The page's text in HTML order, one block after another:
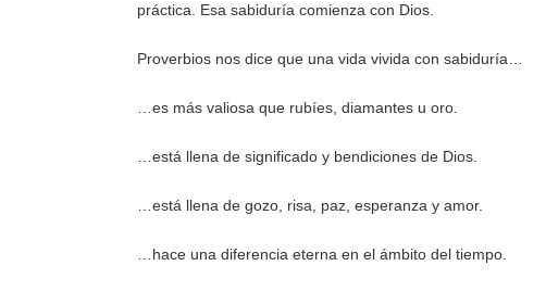
práctica. Esa sabiduría comienza con Dios.
Proverbios nos dice que una vida vivida con sabiduría…
…es más valiosa que rubíes, diamantes u oro.
…está llena de significado y bendiciones de Dios.
…está llena de gozo, risa, paz, esperanza y amor.
…hace una diferencia eterna en el ámbito del tiempo.